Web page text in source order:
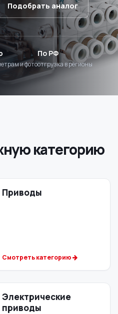
Подобрать аналог
и фото
По РФ
отгрузка в регионы
категорию
Приводы
Смотреть категорию
Электрические
приводы